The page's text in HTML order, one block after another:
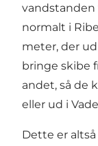
vandstanden
normalt i
meter, der
bringe skibe
andet, så de
eller ud i
Dette er